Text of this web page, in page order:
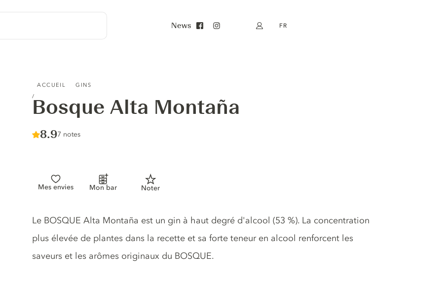
News Mon compte
FR
ACCUEIL GINS
Bosque Alta Montaña
Score :
8.9/ 10
7 notes
Mes envies Mon bar Noter
Description du gin
Le BOSQUE Alta Montaña est un gin à haut degré d'alcool (53 %). La concentration
plus élevée de plantes dans la recette et sa forte teneur en alcool renforcent les
saveurs et les arômes originaux du BOSQUE.